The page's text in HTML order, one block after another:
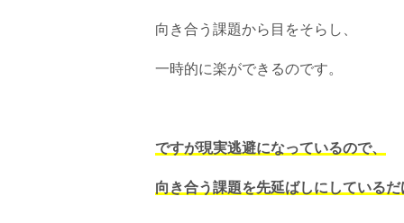
向き合う課題から目をそらし、
一時的に楽ができるのです。
ですが現実逃避になっているので、
向き合う課題を先延ばしにしている